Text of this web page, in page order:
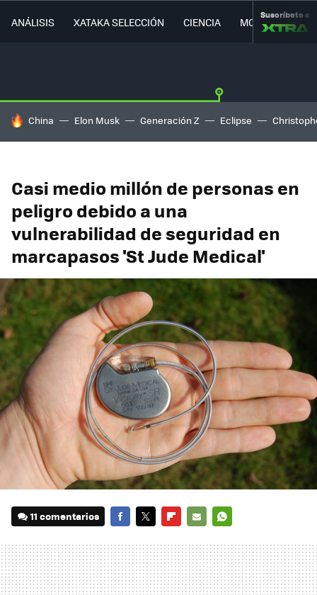
ANÁLISIS XATAKA SELECCIÓN CIENCIA MOVILIDAD
Suscríbete a
HOY SE HABLA DE
China Elon Musk Generación Z Eclipse
Casi medio millón de personas en
peligro debido a una
vulnerabilidad de seguridad en
marcapasos 'St Jude Medical'
11 comentarios
MAIL